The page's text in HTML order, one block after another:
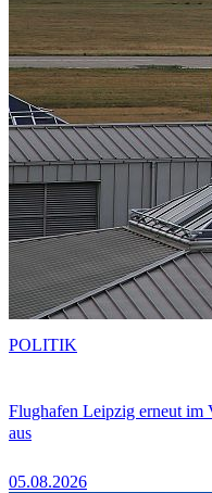
Flughafen Leipzig erneut im
aus
05.08.2026
POLITIK